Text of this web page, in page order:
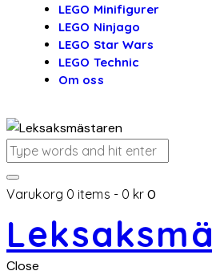
LEGO Minifigurer
LEGO Ninjago
LEGO Star Wars
LEGO Technic
Om oss
Varukorg 0 items - 0 kr 0
Close